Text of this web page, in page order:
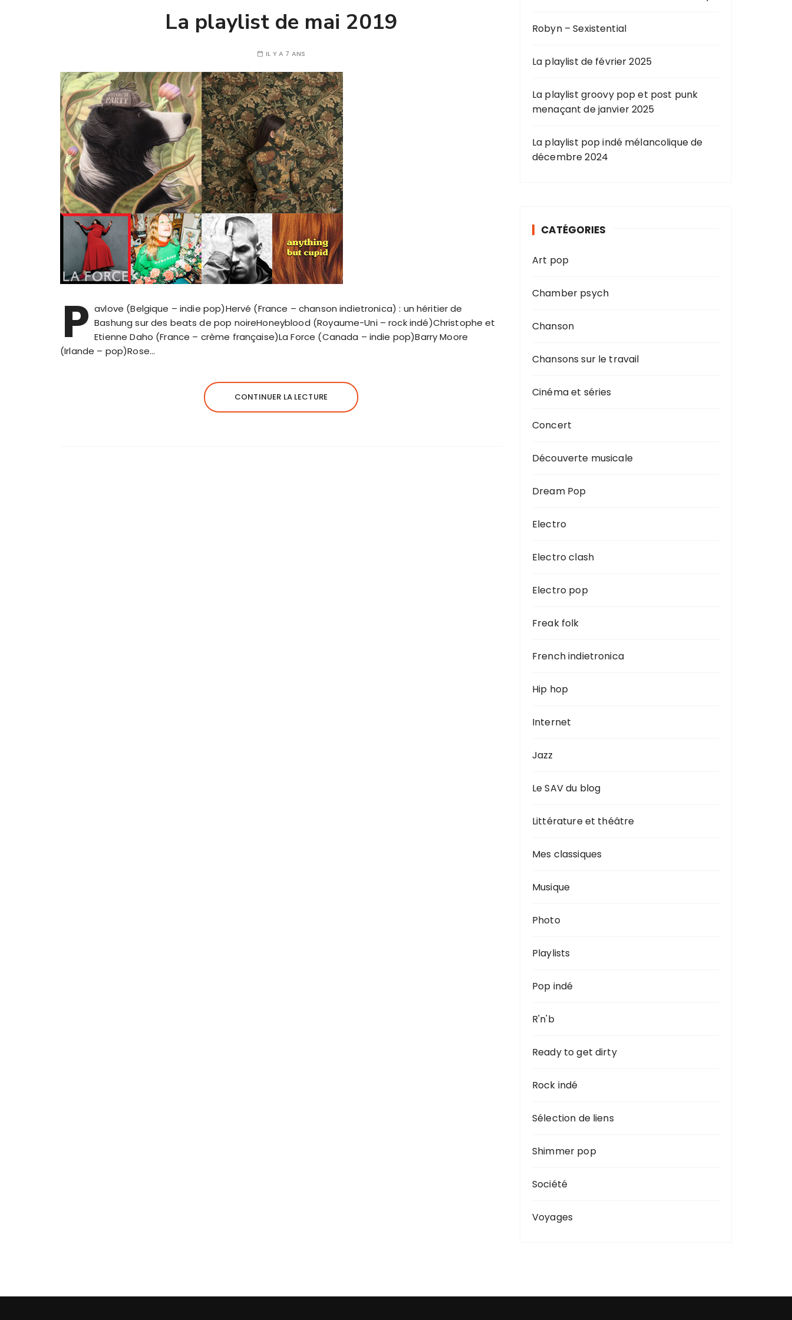
La playlist de mai 2019
IL Y A 7 ANS
P avlove (Belgique – indie pop)Hervé (France – chanson indietronica) : un héritier de
Bashung sur des beats de pop noireHoneyblood (Royaume-Uni – rock indé)Christophe et
Etienne Daho (France – crème française)La Force (Canada – indie pop)Barry Moore
(Irlande – pop)Rose…
CONTINUER LA LECTURE
Robyn – Sexistential
La playlist de février 2025
La playlist groovy pop et post punk
menaçant de janvier 2025
La playlist pop indé mélancolique de
décembre 2024
CATÉGORIES
Art pop
Chamber psych
Chanson
Chansons sur le travail
Cinéma et séries
Concert
Découverte musicale
Dream Pop
Electro
Electro clash
Electro pop
Freak folk
French indietronica
Hip hop
Internet
Jazz
Le SAV du blog
Littérature et théâtre
Mes classiques
Musique
Photo
Playlists
Pop indé
R'n'b
Ready to get dirty
Rock indé
Sélection de liens
Shimmer pop
Société
Voyages